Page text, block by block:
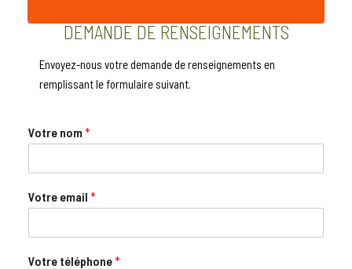
DEMANDE DE RENSEIGNEMENTS
Envoyez-nous votre demande de renseignements en
remplissant le formulaire suivant.
Votre nom*
Votre email *
Votre téléphone*